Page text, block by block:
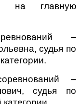
на главную
–
судья по
–
судья по